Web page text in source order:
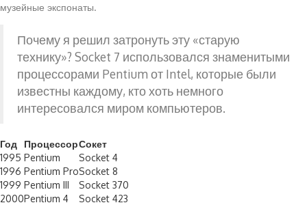
музейные экспонаты.
Почему я решил затронуть эту «старую
технику»? Socket 7 использовался знаменитыми
процессорами Pentium от Intel, которые были
известны каждому, кто хоть немного
интересовался миром компьютеров.
Год ПроцессорСокет
1995 Pentium
Socket 4
1996 Pentium ProSocket 8
1999 Pentium III
Socket 370
2000Pentium 4
Socket 423